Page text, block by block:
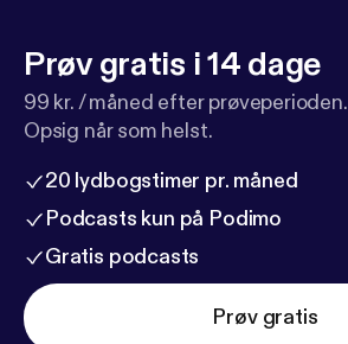
Prøv gratis i 14 dage
99 kr. / måned efter prøveperioden.
Opsig når som helst.
20 lydbogstimer pr. måned
Podcasts kun på Podimo
Gratis podcasts
Prøv gratis